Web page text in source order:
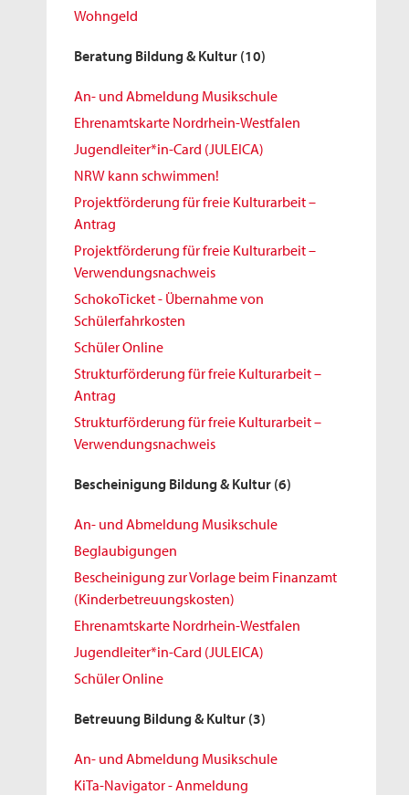
Wohngeld
Beratung Bildung & Kultur (10)
An- und Abmeldung Musikschule
Ehrenamtskarte Nordrhein-Westfalen
Jugendleiter*in-Card (JULEICA)
NRW kann schwimmen!
Projektförderung für freie Kulturarbeit –
Antrag
Projektförderung für freie Kulturarbeit –
Verwendungsnachweis
SchokoTicket - Übernahme von
Schülerfahrkosten
Schüler Online
Strukturförderung für freie Kulturarbeit –
Antrag
Strukturförderung für freie Kulturarbeit –
Verwendungsnachweis
Bescheinigung Bildung & Kultur (6)
An- und Abmeldung Musikschule
Beglaubigungen
Bescheinigung zur Vorlage beim Finanzamt
(Kinderbetreuungskosten)
Ehrenamtskarte Nordrhein-Westfalen
Jugendleiter*in-Card (JULEICA)
Schüler Online
Betreuung Bildung & Kultur (3)
An- und Abmeldung Musikschule
KiTa-Navigator - Anmeldung